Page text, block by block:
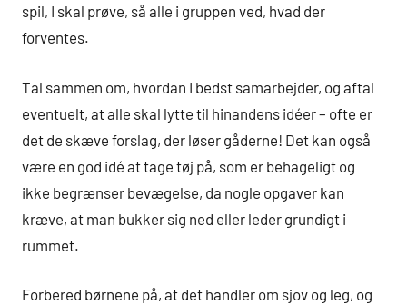
spil, I skal prøve, så alle i gruppen ved, hvad der
forventes.
Tal sammen om, hvordan I bedst samarbejder, og aftal
eventuelt, at alle skal lytte til hinandens idéer – ofte er
det de skæve forslag, der løser gåderne! Det kan også
være en god idé at tage tøj på, som er behageligt og
ikke begrænser bevægelse, da nogle opgaver kan
kræve, at man bukker sig ned eller leder grundigt i
rummet.
Forbered børnene på, at det handler om sjov og leg, og